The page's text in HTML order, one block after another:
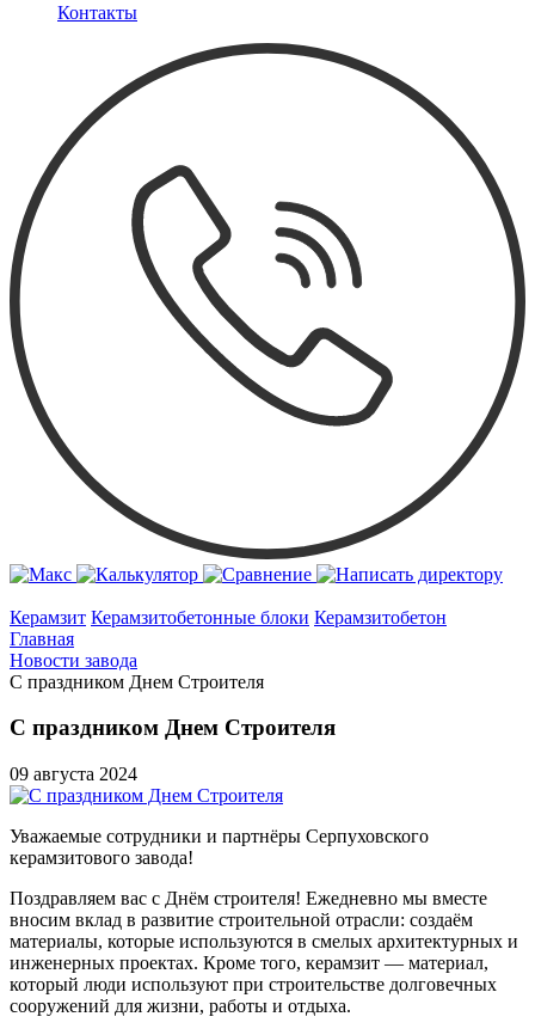
Контакты
Керамзит Керамзитобетонные блоки Керамзитобетон
Главная
Новости завода
С праздником Днем Строителя
С праздником Днем Строителя
09 августа 2024
Уважаемые сотрудники и партнёры Серпуховского
керамзитового завода!
Поздравляем вас с Днём строителя! Ежедневно мы вместе
вносим вклад в развитие строительной отрасли: создаём
материалы, которые используются в смелых архитектурных и
инженерных проектах. Кроме того, керамзит — материал,
который люди используют при строительстве долговечных
сооружений для жизни, работы и отдыха.